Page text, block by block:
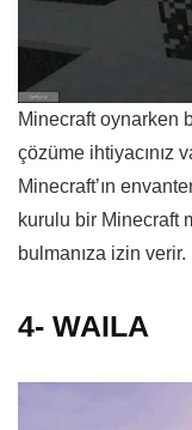
Minecraft oynarken
çözüme ihtiyacınız
Minecraft’ın
kurulu bir Minecraft
bulmanıza izin verir.
4- WAILA